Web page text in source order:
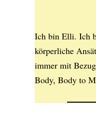
Ich bin Elli. Ich
körperliche
immer mit
Body, Body to